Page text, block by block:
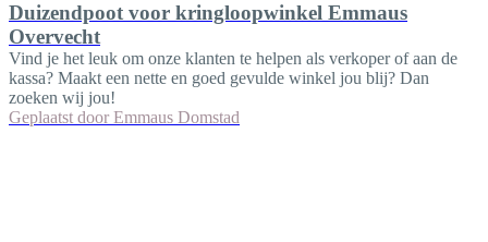
Duizendpoot voor kringloopwinkel Emmaus
Overvecht
Vind je het leuk om onze klanten te helpen als verkoper of aan de
kassa? Maakt een nette en goed gevulde winkel jou blij? Dan
zoeken wij jou!
Geplaatst door Emmaus Domstad